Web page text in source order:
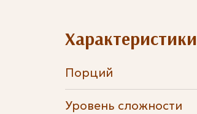
Характеристики
Порций
Уровень сложности